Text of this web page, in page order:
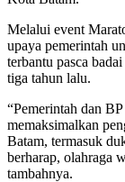
Melalui event
upaya pemerintah
terbantu pasca
tiga tahun lalu.
“Pemerintah dan
memaksimalkan
Batam, termasuk
berharap, olahraga
tambahnya.